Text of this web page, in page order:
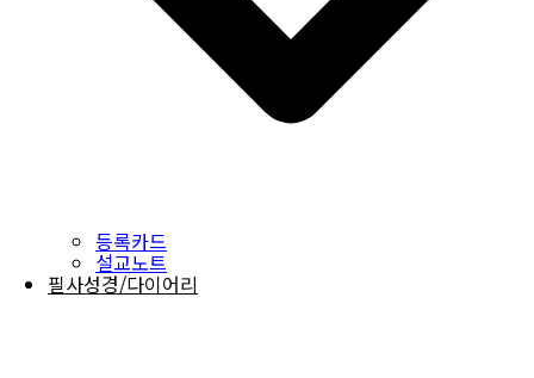
등록카드
설교노트
필사성경/다이어리